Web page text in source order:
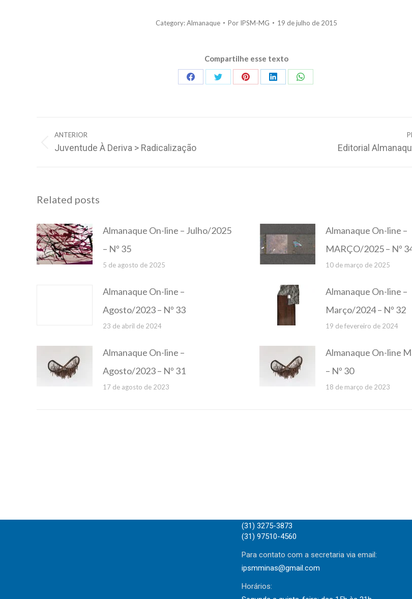
Category:Almanaque Por IPSM-MG 19 de julho de 2015
Compartilhe esse texto
Share
Share
Share
Share
Share
ANTERIOR
Post
Juventude À Deriva > Radicalização Editorial
Related posts
Almanaque On-line – Julho/2025
– Nº 35
5 de agosto de 2025
Almanaque On-line –
MARÇO/2025 – Nº
10 de março de 2025
Almanaque On-line –
Agosto/2023 – Nº 33
23 de abril de 2024
Almanaque On-line –
Março/2024 – Nº 32
19 de fevereiro de 2024
Almanaque On-line –
Agosto/2023 – Nº 31
17 de agosto de 2023
Almanaque On-line
– Nº 30
18 de março de 2023
(31) 3275-3873
(31) 97510-4560
Para contato com a secretaria via email:
ipsmminas@gmail.com
Horários: